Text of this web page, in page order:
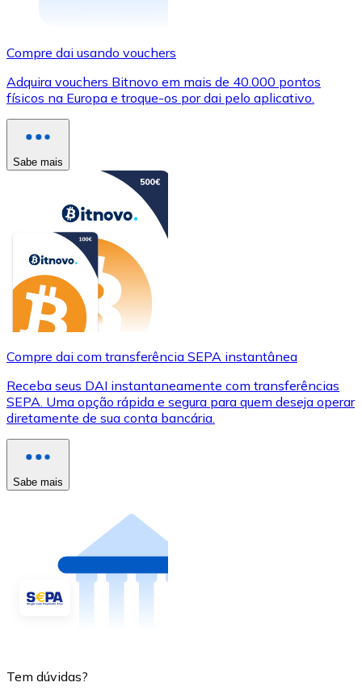
Compre dai usando vouchers
Adquira vouchers Bitnovo em mais de 40.000 pontos
físicos na Europa e troque-os por dai pelo aplicativo.
Sabe mais
Compre dai com transferência SEPA instantânea
Receba seus DAI instantaneamente com transferências
SEPA. Uma opção rápida e segura para quem deseja operar
diretamente de sua conta bancária.
Sabe mais
Tem dúvidas?